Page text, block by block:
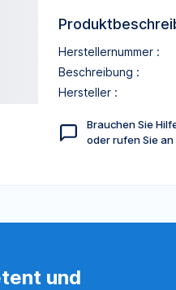
Herstellernummer :
Beschreibung :
Hersteller :
Brauchen Sie
oder rufen Sie
und